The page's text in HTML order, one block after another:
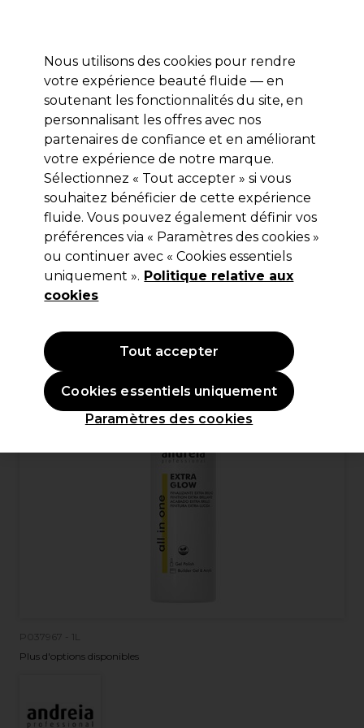
Se connecter
Marques Bons plans Coiffure Electro et Matériel
Livraison et délais
lire la suite
Andreia Professional
Andreia Professional All In One
Nettoyant - Extra Glow 1L
(1)
9,99 €Hors TVA
P037967 - 1L
Plus d'options disponibles
Nous utilisons des cookies pour rendre
votre expérience beauté fluide — en
soutenant les fonctionnalités du site, en
personnalisant les offres avec nos
partenaires de confiance et en améliorant
votre expérience de notre marque.
Sélectionnez « Tout accepter » si vous
souhaitez bénéficier de cette expérience
fluide. Vous pouvez également définir vos
préférences via « Paramètres des cookies »
ou continuer avec « Cookies essentiels
uniquement ». Politique relative aux
cookies
Paramètres des cookies
Cookies essentiels uniquement
Tout accepter